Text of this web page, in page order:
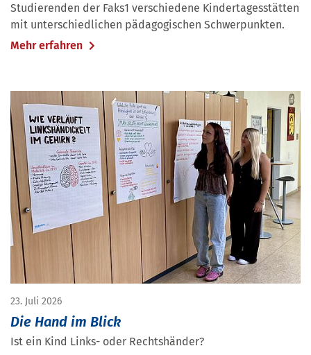
Studierenden der Faks1 verschiedene Kindertagesstätten
mit unterschiedlichen pädagogischen Schwerpunkten.
Mehr erfahren
23. Juli 2026
Die Hand im Blick
Ist ein Kind Links- oder Rechtshänder?